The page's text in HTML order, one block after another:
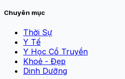
Chuyên mục
Thời Sự
Y Tế
Y Học Cổ Truyền
Khoẻ - Đẹp
Dinh Dưỡng